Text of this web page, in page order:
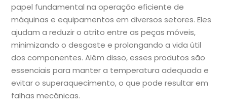
papel fundamental na operação eficiente de
máquinas e equipamentos em diversos setores. Eles
ajudam a reduzir o atrito entre as peças móveis,
minimizando o desgaste e prolongando a vida útil
dos componentes. Além disso, esses produtos são
essenciais para manter a temperatura adequada e
evitar o superaquecimento, o que pode resultar em
falhas mecânicas.